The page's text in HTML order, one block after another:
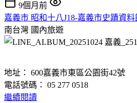
9個月前
嘉義市 昭和十八J18-嘉義市史蹟資
南台灣 國內旅遊
地址： 600嘉義市東區公園街42號
電話號碼： 05 277 0518
繼續閱讀